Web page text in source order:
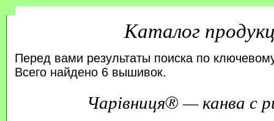
Каталог
Перед вами результаты поиска по
Всего найдено 6 вышивок.
Чарівниця® — канва с